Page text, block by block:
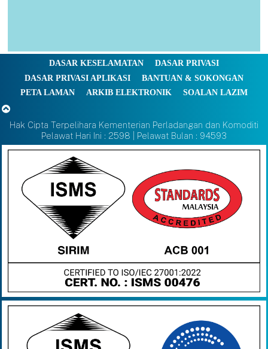
DASAR KESELAMATAN
DASAR PRIVASI
DASAR PRIVASI APLIKASI
BANTUAN & SOKONGAN
PETA LAMAN
ARKIB ELEKTRONIK SOALAN LAZIM
Hak Cipta Terpelihara Kementerian Perladangan dan Komoditi
Pelawat Hari Ini : 2598 | Pelawat Bulan : 94593